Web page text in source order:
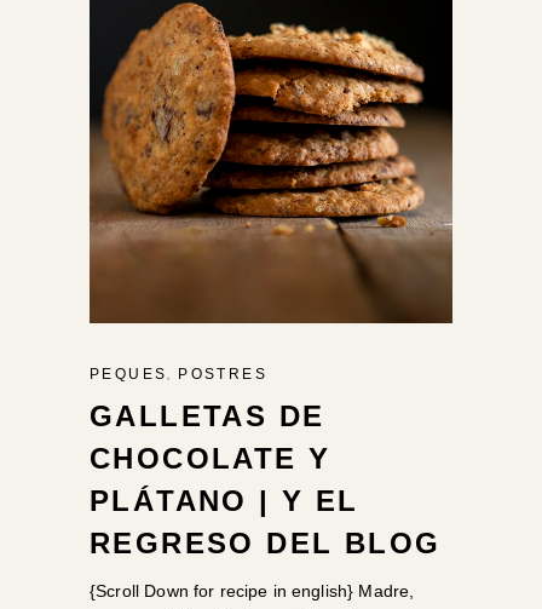
PEQUES, POSTRES
GALLETAS DE
CHOCOLATE Y
PLÁTANO | Y EL
REGRESO DEL BLOG
{Scroll Down for recipe in english} Madre,